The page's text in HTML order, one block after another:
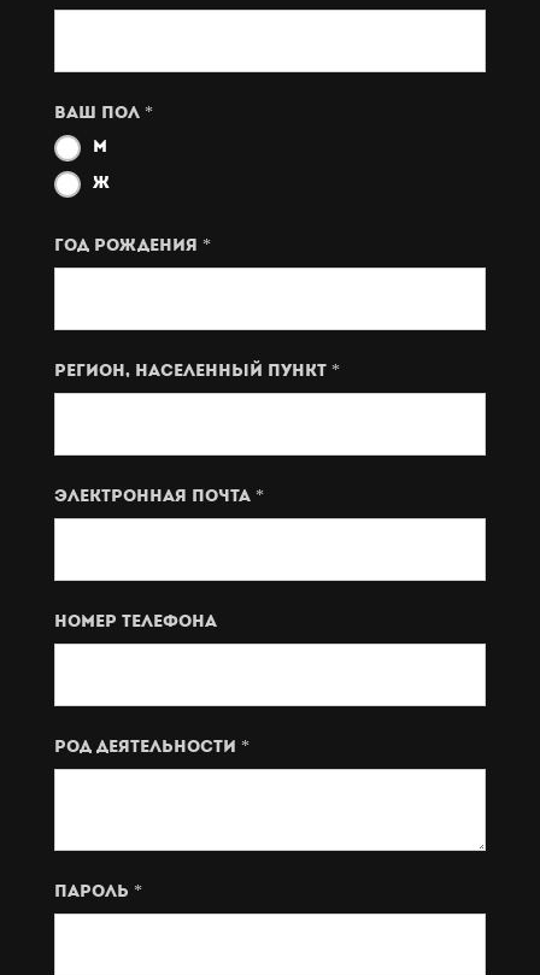
Ваш пол *
М
Ж
год рождения *
Регион, населенный пункт *
Электронная почта *
Номер телефона
род деятельности *
Пароль *